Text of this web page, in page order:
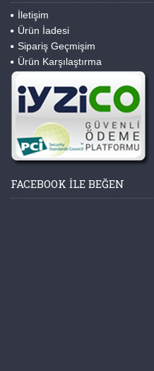
İletişim
Ürün İadesi
Sipariş Geçmişim
Ürün Karşılaştırma
FACEBOOK ILE BEĞEN